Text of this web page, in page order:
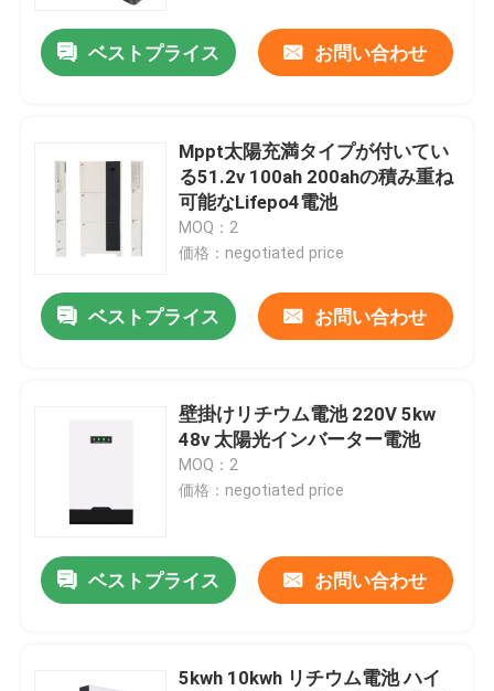
ベストプライス お問い合わせ
Mppt太陽充満タイプが付いてい
る51.2v 100ah 200ahの積み重ね
可能なLifepo4電池
MOQ：2
価格：negotiated price
ベストプライス お問い合わせ
壁掛けリチウム電池 220V 5kw
48v 太陽光インバーター電池
MOQ：2
価格：negotiated price
ベストプライス お問い合わせ
5kwh 10kwh リチウム電池 ハイ